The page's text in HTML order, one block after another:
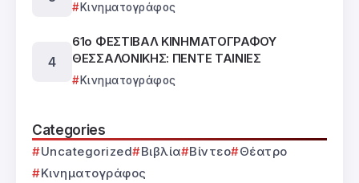
Κινηματογράφος
61ο ΦΕΣΤΙΒΑΛ ΚΙΝΗΜΑΤΟΓΡΑΦΟΥ
ΘΕΣΣΑΛΟΝΙΚΗΣ: ΠΕΝΤΕ ΤΑΙΝΙΕΣ
Κινηματογράφος
Categories
Uncategorized Βιβλία Βίντεο
Θέατρο
Κινηματογράφος